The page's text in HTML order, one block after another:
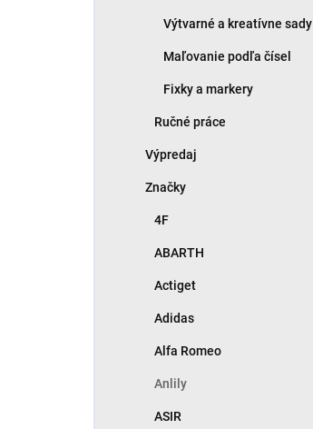
Výtvarné a kreatívne sady
Maľovanie podľa čísel
Fixky a markery
Ručné práce
Výpredaj
Značky
4F
ABARTH
Actiget
Adidas
Alfa Romeo
Anlily
ASIR